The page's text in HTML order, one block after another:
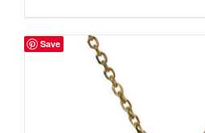
Save